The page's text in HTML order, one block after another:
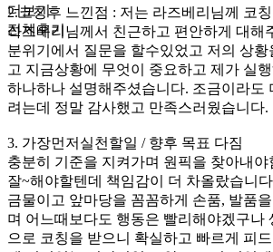
2.코칭후 느낀점 : 저는 라즈베리
라즈베리님께서 친근하고 편안하게 대해
분위기에서 질문을 할수있었고 저의 상황
고 지금상황에 무엇이 중요하고 제가 실
하나하나 설명해주셨습니다. 조금이라도
려는데 정말 감사했고 만족스러웠습니다.
3. 가장먼저실천할일 / 향후 목표 다짐
충분히 기준을 지켜가며 원픽을 찾아내
잘~해야할텐데 책임감이 더 차올랐습니
금물이고 앞마당을 꼼꼼하게 손품, 발품
며 어느때보다도 행동은 빨리해야겠구나 생각했습니다. 대면
으로 코칭을 받으니 확실하고 빠르게 피
더보기
전체후기